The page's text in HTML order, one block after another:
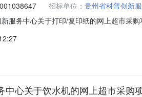
招标单位： 贵州省科普创新
服务中心关于打印/复印纸的网上超市采
码:529900项目所在行政区划名称:贵州
中心关于饮水机的网上超市采购